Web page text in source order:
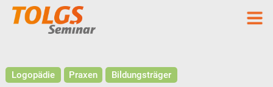
Logopädie Praxen Bildungsträger